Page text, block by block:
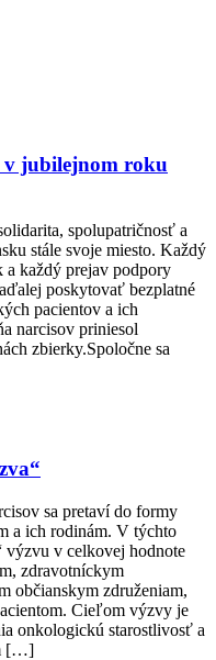
v jubilejnom roku
spolupatričnosť a
stále svoje miesto. Každý
a každý prejav podpory
poskytovať bezplatné
pacientov a ich
narcisov priniesol
zbierky.Spoločne sa
sa pretaví do formy
a ich rodinám. V týchto
výzvu v celkovej hodnote
zdravotníckym
občianskym združeniam,
Cieľom výzvy je
onkologickú starostlivosť a
[…]